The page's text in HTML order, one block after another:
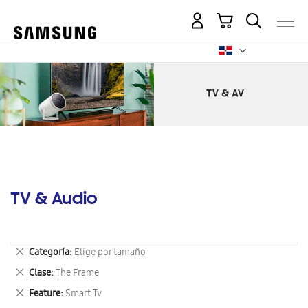
Mi carrito
TV & Audio
Categoría Elige por tamaño
Eliminar
este
artículo
Clase The Frame
Eliminar
este
artículo
Feature Smart Tv
Eliminar